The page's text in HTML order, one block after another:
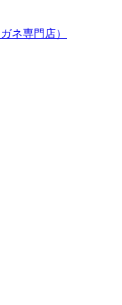
ネ専門店）